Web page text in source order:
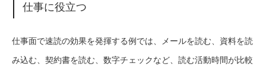
仕事に役立つ
仕事面で速読の効果を発揮する例では、メールを読む、資料を読
み込む、契約書を読む、数字チェックなど、読む活動時間が比較